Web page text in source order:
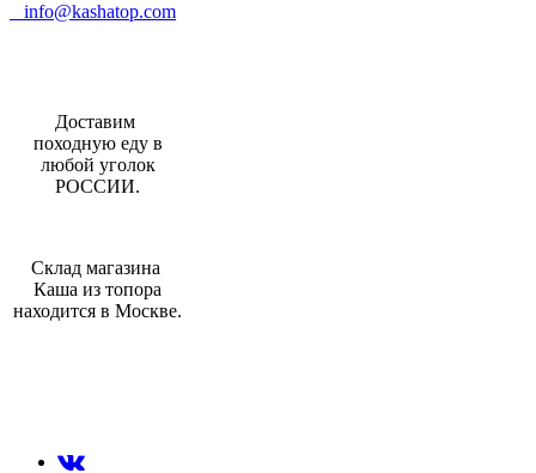
info@kashatop.com
Доставим
походную еду в
любой уголок
РОССИИ.
Склад магазина
Каша из топора
находится в Москве.